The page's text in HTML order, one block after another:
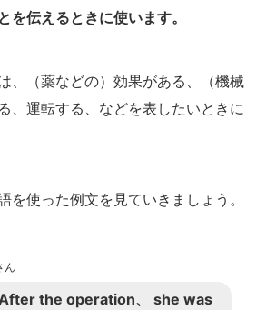
を伝えるときに使います。
、（薬などの）効果がある、（機械
、運転する、などを表したいときに
を使った例文を見ていきましょう。
ん
After the operation、 she was